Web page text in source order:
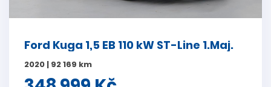
Ford Kuga 1,5 EB 110 kW ST-Line 1.Maj.
2020 | 92 169 km